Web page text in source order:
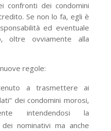
confronti dei condomini
Se non lo fa, egli è
ed eventuale
oltre ovviamente alla
regole:
a trasmettere ai
dei condomini morosi,
intendendosi la
nominativi ma anche